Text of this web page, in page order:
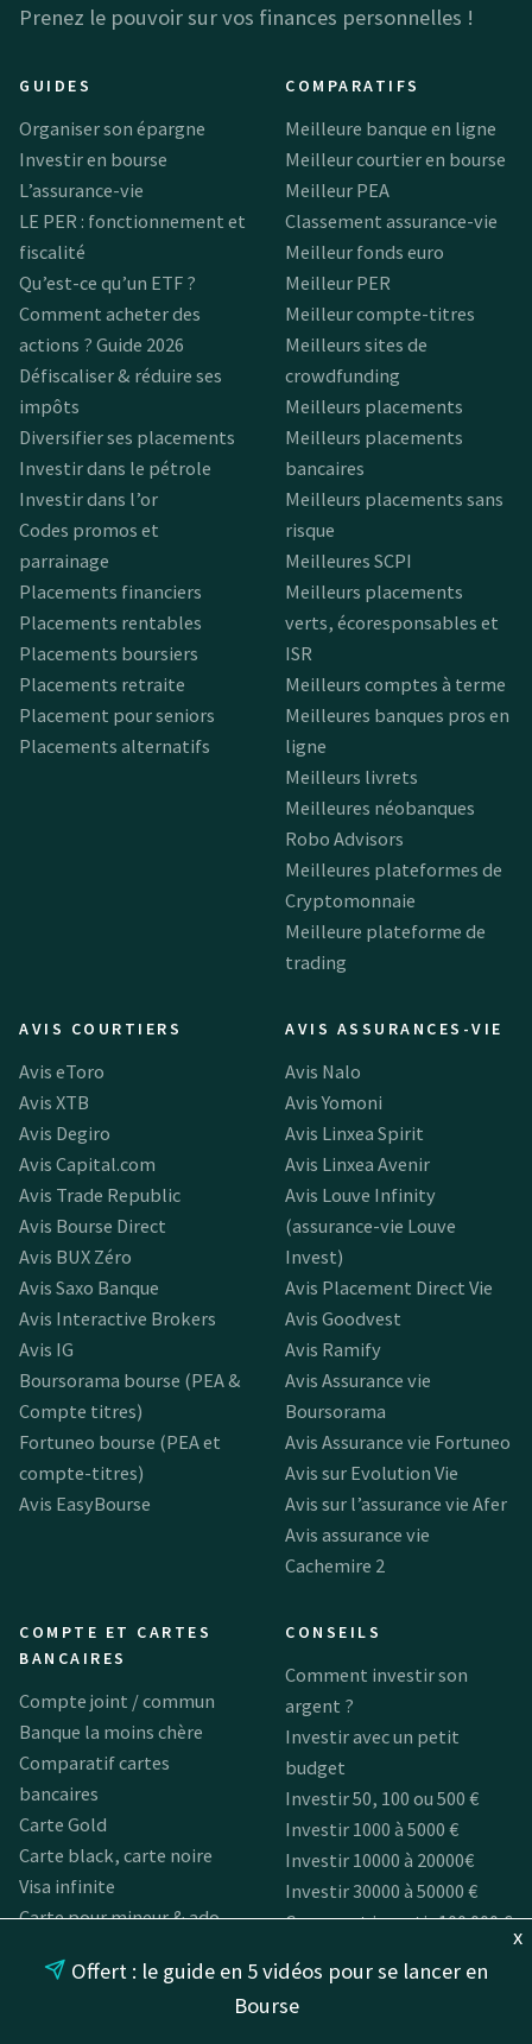
x
Offert : le guide en 5 vidéos pour se lancer en
Bourse
Prenez le pouvoir sur vos finances personnelles !
GUIDES
Organiser son épargne
Investir en bourse
L’assurance-vie
LE PER : fonctionnement et
fiscalité
Qu’est-ce qu’un ETF ?
Comment acheter des
actions ? Guide 2026
Défiscaliser & réduire ses
impôts
Diversifier ses placements
Investir dans le pétrole
Investir dans l’or
Codes promos et
parrainage
Placements financiers
Placements rentables
Placements boursiers
Placements retraite
Placement pour seniors
Placements alternatifs
COMPARATIFS
Meilleure banque en ligne
Meilleur courtier en bourse
Meilleur PEA
Classement assurance-vie
Meilleur fonds euro
Meilleur PER
Meilleur compte-titres
Meilleurs sites de
crowdfunding
Meilleurs placements
Meilleurs placements
bancaires
Meilleurs placements sans
risque
Meilleures SCPI
Meilleurs placements
verts, écoresponsables et
ISR
Meilleurs comptes à terme
Meilleures banques pros en
ligne
Meilleurs livrets
Meilleures néobanques
Robo Advisors
Meilleures plateformes de
Cryptomonnaie
Meilleure plateforme de
trading
AVIS COURTIERS
Avis eToro
Avis XTB
Avis Degiro
Avis Capital.com
Avis Trade Republic
Avis Bourse Direct
Avis BUX Zéro
Avis Saxo Banque
Avis Interactive Brokers
Avis IG
Boursorama bourse (PEA &
Compte titres)
Fortuneo bourse (PEA et
compte-titres)
Avis EasyBourse
AVIS ASSURANCES-VIE
Avis Nalo
Avis Yomoni
Avis Linxea Spirit
Avis Linxea Avenir
Avis Louve Infinity
(assurance-vie Louve
Invest)
Avis Placement Direct Vie
Avis Goodvest
Avis Ramify
Avis Assurance vie
Boursorama
Avis Assurance vie Fortuneo
Avis sur Evolution Vie
Avis sur l’assurance vie Afer
Avis assurance vie
Cachemire 2
COMPTE ET CARTES
BANCAIRES
Compte joint / commun
Banque la moins chère
Comparatif cartes
bancaires
Carte Gold
Carte black, carte noire
Visa infinite
Carte pour mineur & ado
Banque sans frais
CONSEILS
Comment investir son
argent ?
Investir avec un petit
budget
Investir 50, 100 ou 500 €
Investir 1000 à 5000 €
Investir 10000 à 20000€
Investir 30000 à 50000 €
Comment investir 100 000 €